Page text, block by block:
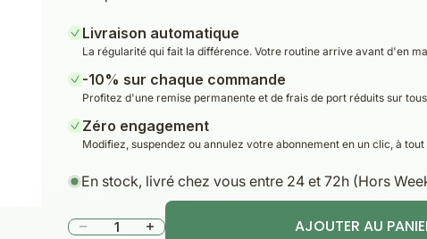
Livraison automatique
La régularité qui fait la différence. Votre routine arrive avant d'en
-10% sur chaque commande
Profitez d'une remise permanente et de frais de port réduits sur
Zéro engagement
Modifiez, suspendez ou annulez votre abonnement en un clic, à
En stock, livré chez vous entre 24 et 72h (Hors
Diminuer la quantitéAugmenter la quantité AJOUTER AU